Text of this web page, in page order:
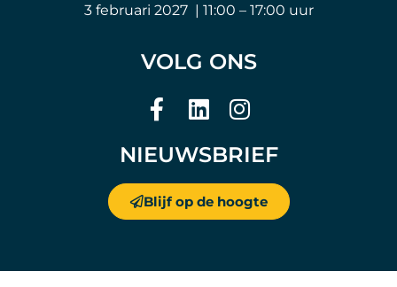
3 februari 2027 | 11:00 – 17:00 uur
VOLG ONS
NIEUWSBRIEF
Blijf op de hoogte